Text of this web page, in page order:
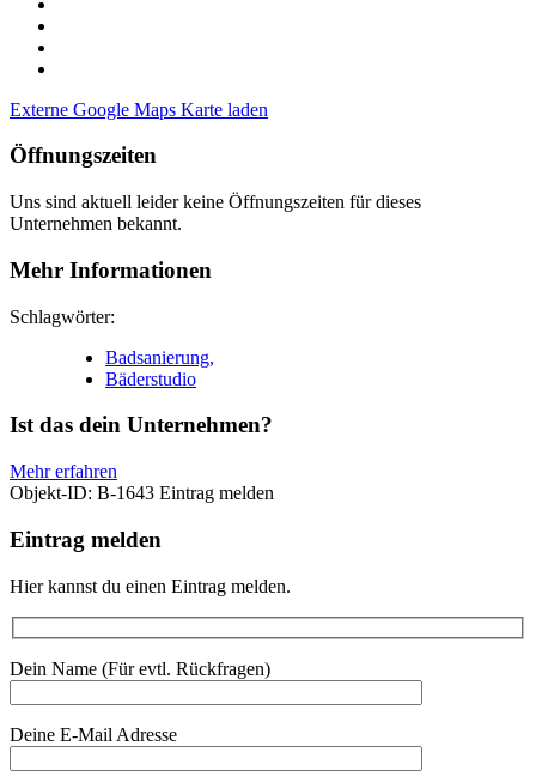
Externe Google Maps Karte laden
Öffnungszeiten
Uns sind aktuell leider keine Öffnungszeiten für dieses
Unternehmen bekannt.
Mehr Informationen
Schlagwörter:
Badsanierung,
Bäderstudio
Ist das dein Unternehmen?
Mehr erfahren
Objekt-ID: B-1643 Eintrag melden
Eintrag melden
Hier kannst du einen Eintrag melden.
Dein Name (Für evtl. Rückfragen)
Deine E-Mail Adresse